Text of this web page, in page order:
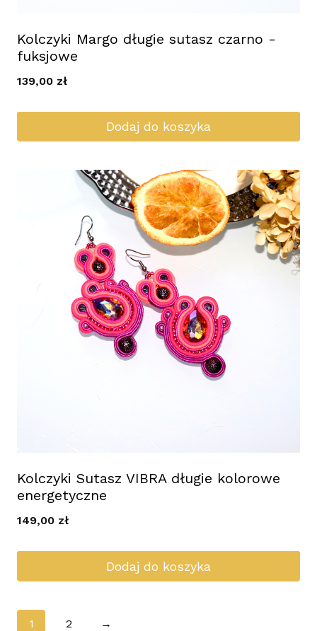
Kolczyki Margo długie sutasz czarno -
fuksjowe
139,00 zł
Dodaj do koszyka
Kolczyki Sutasz VIBRA długie kolorowe
energetyczne
149,00 zł
Dodaj do koszyka
1 2 →